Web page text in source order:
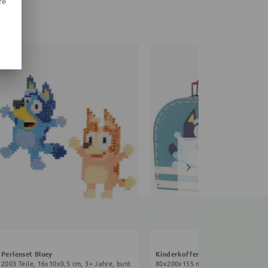
Perlenset Bluey
2003 Teile, 16x10x0,5 cm, 3+ Jahre, bunt
Kinderkoffer Bluey
80x200x155 mm, 3+ Jahre, blau